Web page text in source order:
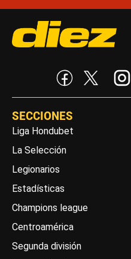
SECCIONES
Liga Hondubet
La Selección
Legionarios
Estadísticas
Champions league
Centroamérica
Segunda división